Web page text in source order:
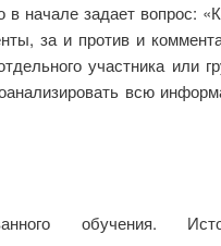
начале задает вопрос:
за и против и
участника или
всю
обучения.